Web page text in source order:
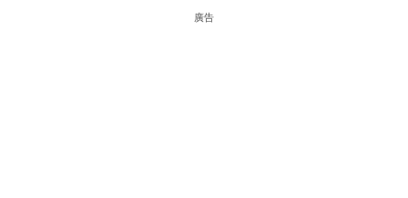
廣告